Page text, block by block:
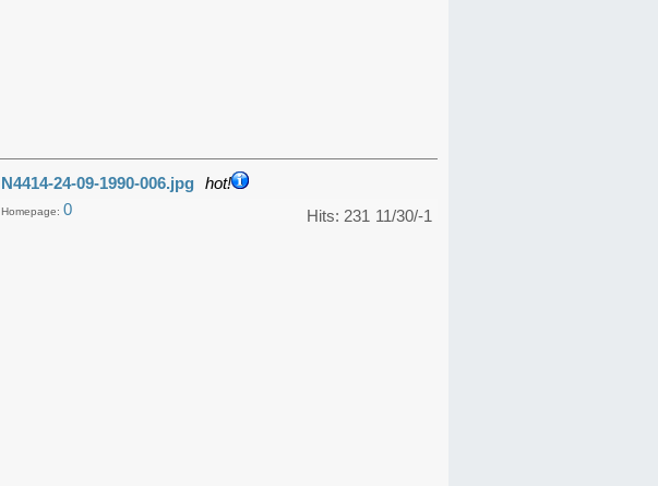
N4414-24-09-1990-006.jpg hot!
11/30/-1
Hits: 231
Homepage: 0